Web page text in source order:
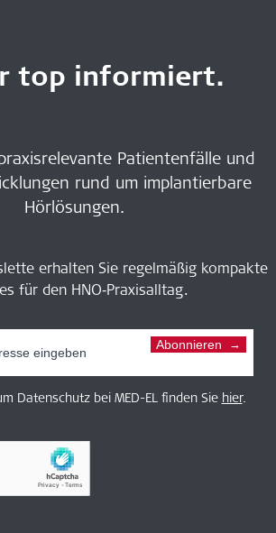
top informiert.
Patientenfälle und
rund um implantierbare
Hörlösungen.
erhalten Sie regelmäßig kompakte
für den HNO‑Praxisalltag.
Abonnieren
Datenschutz bei MED-EL finden Sie hier.